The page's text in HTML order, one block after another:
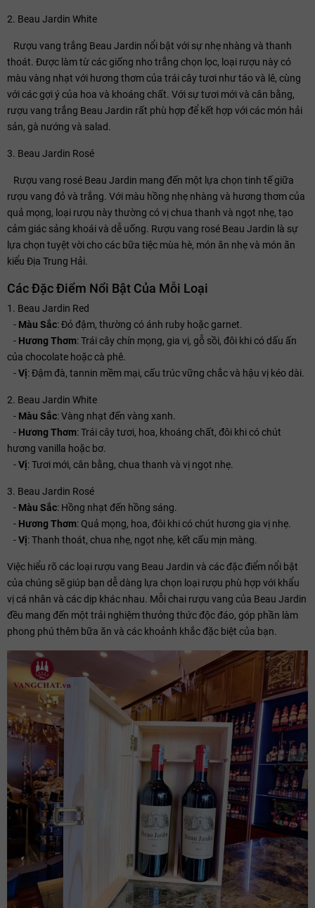
2. Beau Jardin White
Rượu vang trắng Beau Jardin nổi bật với sự nhẹ nhàng và thanh
thoát. Được làm từ các giống nho trắng chọn lọc, loại rượu này có
màu vàng nhạt với hương thơm của trái cây tươi như táo và lê, cùng
với các gợi ý của hoa và khoáng chất. Với sự tươi mới và cân bằng,
rượu vang trắng Beau Jardin rất phù hợp để kết hợp với các món hải
sản, gà nướng và salad.
3. Beau Jardin Rosé
Rượu vang rosé Beau Jardin mang đến một lựa chọn tinh tế giữa
rượu vang đỏ và trắng. Với màu hồng nhẹ nhàng và hương thơm của
quả mọng, loại rượu này thường có vị chua thanh và ngọt nhẹ, tạo
cảm giác sảng khoái và dễ uống. Rượu vang rosé Beau Jardin là sự
lựa chọn tuyệt vời cho các bữa tiệc mùa hè, món ăn nhẹ và món ăn
kiểu Địa Trung Hải.
Các Đặc Điểm Nổi Bật Của Mỗi Loại
1. Beau Jardin Red
- Màu Sắc: Đỏ đậm, thường có ánh ruby hoặc garnet.
- Hương Thơm: Trái cây chín mọng, gia vị, gỗ sồi, đôi khi có dấu ấn
của chocolate hoặc cà phê.
-Vị: Đậm đà, tannin mềm mại, cấu trúc vững chắc và hậu vị kéo dài.
2. Beau Jardin White
- Màu Sắc: Vàng nhạt đến vàng xanh.
- Hương Thơm: Trái cây tươi, hoa, khoáng chất, đôi khi có chút
hương vanilla hoặc bơ.
-Vị: Tươi mới, cân bằng, chua thanh và vị ngọt nhẹ.
3. Beau Jardin Rosé
- Màu Sắc: Hồng nhạt đến hồng sáng.
- Hương Thơm: Quả mọng, hoa, đôi khi có chút hương gia vị nhẹ.
-Vị: Thanh thoát, chua nhẹ, ngọt nhẹ, kết cấu mịn màng.
Việc hiểu rõ các loại rượu vang Beau Jardin và các đặc điểm nổi bật
của chúng sẽ giúp bạn dễ dàng lựa chọn loại rượu phù hợp với khẩu
vị cá nhân và các dịp khác nhau. Mỗi chai rượu vang của Beau Jardin
đều mang đến một trải nghiệm thưởng thức độc đáo, góp phần làm
phong phú thêm bữa ăn và các khoảnh khắc đặc biệt của bạn.